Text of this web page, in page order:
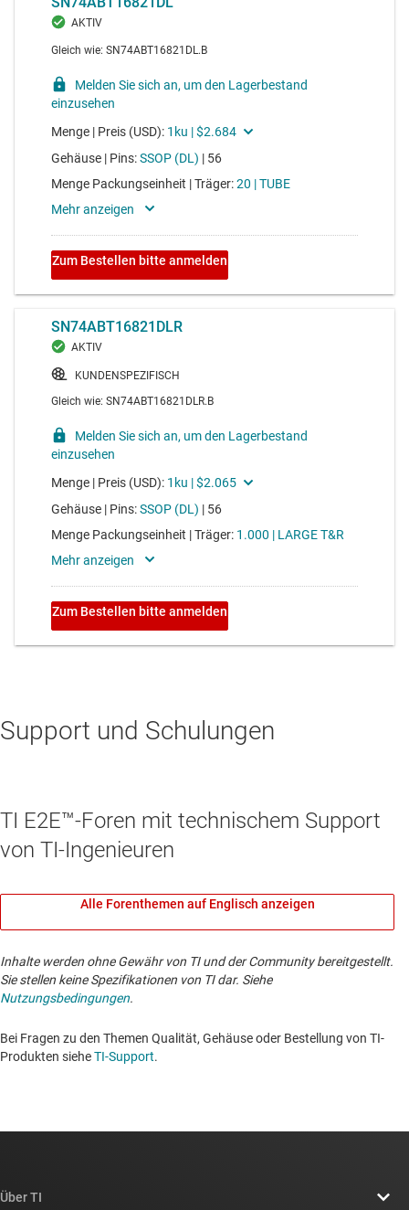
Support und Schulungen
TI E2E™-Foren mit technischem Support
von TI-Ingenieuren
Alle Forenthemen auf Englisch anzeigen
Inhalte werden ohne Gewähr von TI und der Community bereitgestellt.
Sie stellen keine Spezifikationen von TI dar. Siehe
Nutzungsbedingungen.
Bei Fragen zu den Themen Qualität, Gehäuse oder Bestellung von TI-
Produkten sieheTI-Support. ​​​​​​​​​​​​​​
Über TI